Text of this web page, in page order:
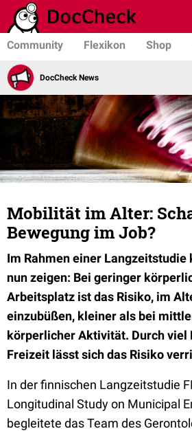
Community Flexikon Shop
DocCheck News
Mobilität im Alter:
Bewegung im Job?
Im Rahmen einer Langzeitstudie
nun zeigen: Bei geringer
Arbeitsplatz ist das Risiko, im
einzubüßen, kleiner als bei
körperlicher Aktivität. Durch viel
Freizeit lässt sich das Risiko
In der finnischen Langzeitstudie
Longitudinal Study on Municipal
begleitete das Team des